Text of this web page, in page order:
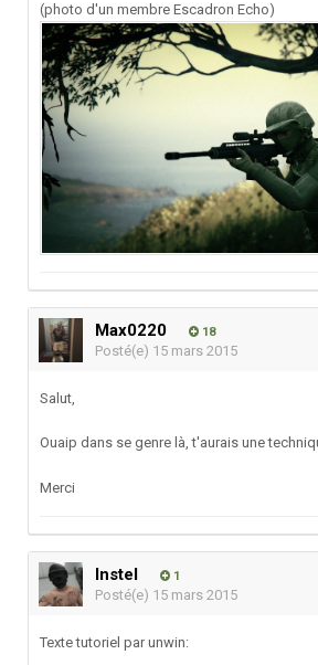
(photo d'un membre Escadron Echo)
Max0220 18
Posté(e) 15 mars 2015
Salut,
Ouaip dans se genre là, t'aurais une
Merci
Instel 1
Posté(e) 15 mars 2015
Texte tutoriel par unwin: